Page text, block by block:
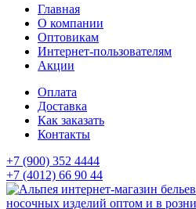
Главная
О компании
Оптовикам
Интернет-пользователям
Акции
Оплата
Доставка
Как заказать
Контакты
+7 (900) 352 4444
+7 (4012) 66 90 44